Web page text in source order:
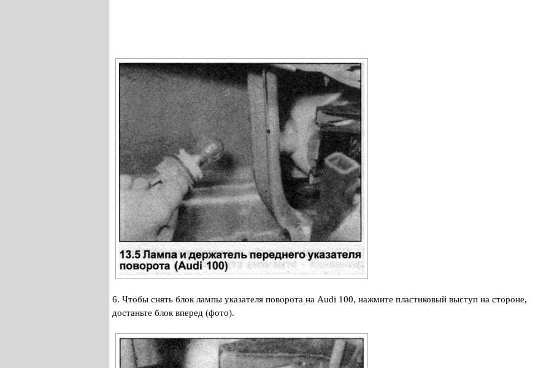
6. Чтобы снять блок лампы указателя поворота на Audi 100, нажмите пластиковый выступ на стороне,
достаньте блок вперед (фото).